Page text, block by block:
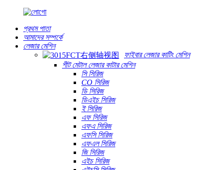
প্রথম পাতা
আমাদের সম্পর্কে
লেজার মেশিন
ফাইবার লেজার কাটিং মেশিন
শীট মেটাল লেজার কাটার মেশিন
সি সিরিজ
CO সিরিজ
ডি সিরিজ
ডিএইচ সিরিজ
ই সিরিজ
এফ সিরিজ
এফএ সিরিজ
এফসি সিরিজ
এফএল সিরিজ
জি সিরিজ
এইচ সিরিজ